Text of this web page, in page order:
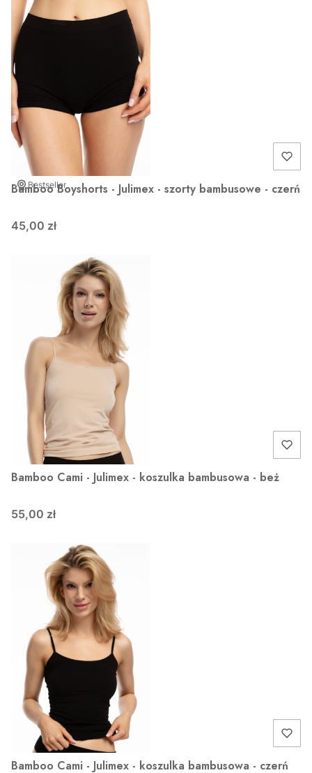
Bestseller
Bamboo Boyshorts - Julimex - szorty bambusowe - czerń
45,00 zł
Bamboo Cami - Julimex - koszulka bambusowa - beż
55,00 zł
Bamboo Cami - Julimex - koszulka bambusowa - czerń